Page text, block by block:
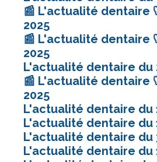
📰 L'actualité dentaire
2025
📰 L'actualité dentaire
2025
L'actualité dentaire du
📰 L'actualité dentaire
2025
L'actualité dentaire du
L'actualité dentaire du
L'actualité dentaire du
L'actualité dentaire du